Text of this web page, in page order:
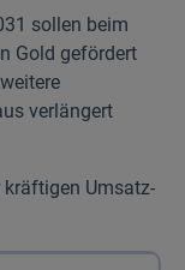
sollen beim
Gold gefördert
verlängert
Umsatz-